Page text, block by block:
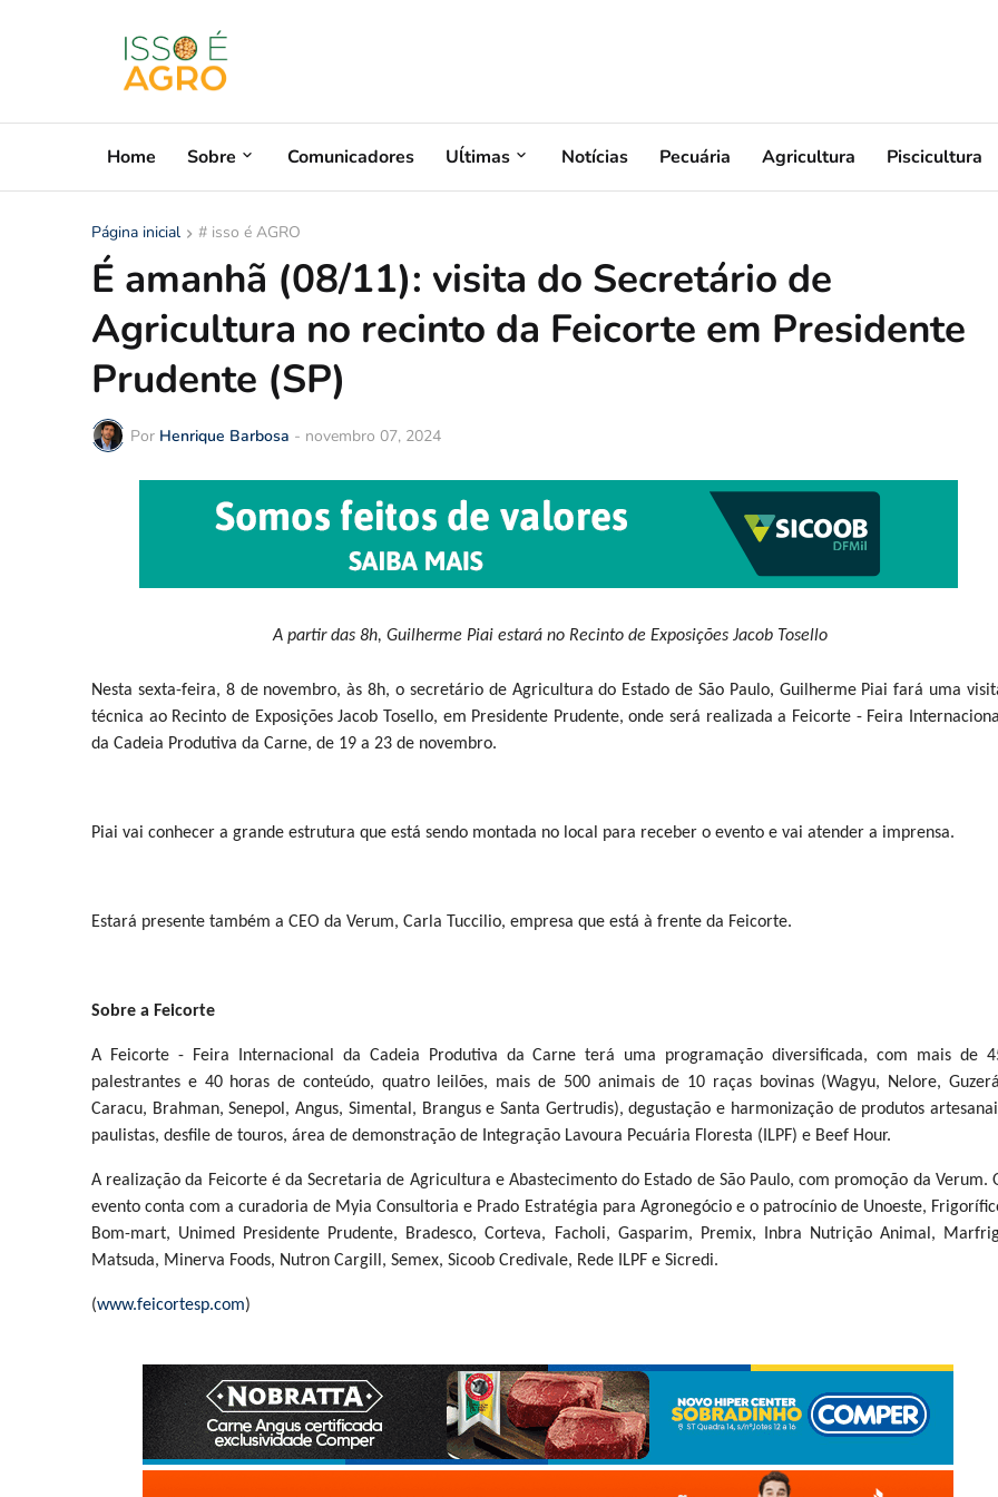
Home Sobre Comunicadores Uĺtimas Notícias Pecuária Agricultura Piscicultura
Página inicial # isso é AGRO
É amanhã (08/11): visita do Secretário de
Agricultura no recinto da Feicorte em Presidente
Prudente (SP)
Por Henrique Barbosa - novembro 07, 2024
A partir das 8h, Guilherme Piai estará no Recinto de Exposições Jacob Tosello
Nesta sexta-feira, 8 de novembro, às 8h, o secretário de Agricultura do Estado de São Paulo, Guilherme Piai fará uma
técnica ao Recinto de Exposições Jacob Tosello, em Presidente Prudente, onde será realizada a Feicorte - Feira
da Cadeia Produtiva da Carne, de 19 a 23 de novembro.
Piai vai conhecer a grande estrutura que está sendo montada no local para receber o evento e vai atender a imprensa.
Estará presente também a CEO da Verum, Carla Tuccilio, empresa que está à frente da Feicorte.
Sobre a Feicorte
A Feicorte - Feira Internacional da Cadeia Produtiva da Carne terá uma programação diversificada, com mais de
palestrantes e 40 horas de conteúdo, quatro leilões, mais de 500 animais de 10 raças bovinas (Wagyu, Nelore,
Caracu, Brahman, Senepol, Angus, Simental, Brangus e Santa Gertrudis), degustação e harmonização de produtos
paulistas, desfile de touros, área de demonstração de Integração Lavoura Pecuária Floresta (ILPF) e Beef Hour.
A realização da Feicorte é da Secretaria de Agricultura e Abastecimento do Estado de São Paulo, com promoção da Verum.
evento conta com a curadoria de Myia Consultoria e Prado Estratégia para Agronegócio e o patrocínio de Unoeste,
Bom-mart, Unimed Presidente Prudente, Bradesco, Corteva, Facholi, Gasparim, Premix, Inbra Nutrição Animal,
Matsuda, Minerva Foods, Nutron Cargill, Semex, Sicoob Credivale, Rede ILPF e Sicredi.
(www.feicortesp.com)